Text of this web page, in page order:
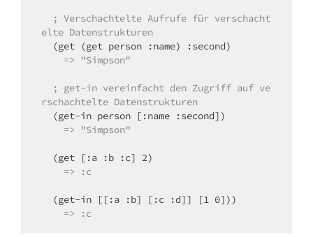
; Verschachtelte Aufrufe für verschacht
elte Datenstrukturen
    => "Simpson"
; get-in vereinfacht den Zugriff auf ve
rschachtelte Datenstrukturen
    => "Simpson"
    => :c
    => :c